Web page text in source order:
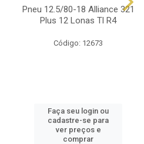
Pneu 12.5/80-18 Alliance 321
Plus 12 Lonas Tl R4
Código: 12673
Faça seu login ou
cadastre-se para
ver preços e
comprar